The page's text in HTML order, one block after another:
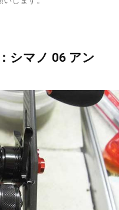
シマノ 06 アン